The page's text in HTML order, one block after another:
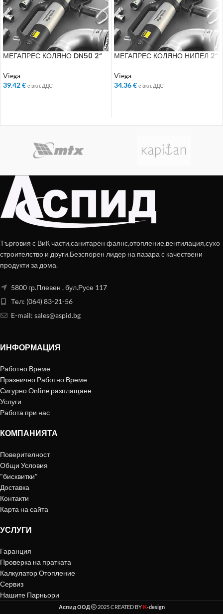
МЕГАПРЕС КОЛЯНО DN50 2“
Viega
39.42€ с вкл. ДДС
МЕГАПРЕС КОЛЯНО НИПЕЛ 2“
Viega
34.36€ с вкл. ДДС
Търговия с ВиК части,санитарен фаянс,отопление,вентилация,сухо
строителство и други.Безспорен лидер на пазара с качествени
продукти за дома.
5800 гр.Плевен , бул.Русе 117
Тел: (064) 83-21-56
E-mail: sales@aspid.bg
ИНФОРМАЦИЯ
Работно Време
Празнично Работно Време
Сигурно Online разплащане
Услуги
Работа при нас
КОМПАНИЯТА
Поверителност
Общи Условия
"бисквитки"
Доставка
Контакти
Карта на сайта
УСЛУГИ
Гаранция
Проверка на пратката
Калкулатор Отопление
Сервиз
Нашите Парньори
Аспид ООД 2025 CREATED BY K-design